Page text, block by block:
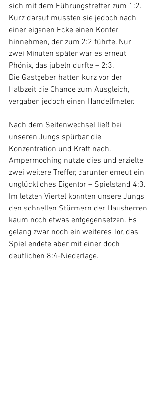
sich mit dem Führungstreffer zum 1:2.
Kurz darauf mussten sie jedoch nach
einer eigenen Ecke einen Konter
hinnehmen, der zum 2:2 führte. Nur
zwei Minuten später war es erneut
Phönix, das jubeln durfte – 2:3.
Die Gastgeber hatten kurz vor der
Halbzeit die Chance zum Ausgleich,
vergaben jedoch einen Handelfmeter.
Nach dem Seitenwechsel ließ bei
unseren Jungs spürbar die
Konzentration und Kraft nach.
Ampermoching nutzte dies und erzielte
zwei weitere Treffer, darunter erneut ein
unglückliches Eigentor – Spielstand 4:3.
Im letzten Viertel konnten unsere Jungs
den schnellen Stürmern der Hausherren
kaum noch etwas entgegensetzen. Es
gelang zwar noch ein weiteres Tor, das
Spiel endete aber mit einer doch
deutlichen 8:4-Niederlage.